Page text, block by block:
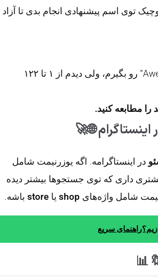
توی اسم پیشنهادی انجام بدی تا آزاد
یه نفر می‌گفت می‌خواستم یوزرنیم “AwesomeUser123” رو بگیرم، ولی دیدم از ۱ تا ۱۲۲
را مطابعه کنید.
در اینستاگرامه. اگه یوزرنیمت شامل
داری که توی جستجوها بیشتر دیده
شامل واژه‌های shop یا store باشه.
سریع